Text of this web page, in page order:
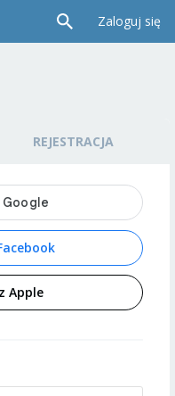
Zaloguj się
REJESTRACJA
Apple